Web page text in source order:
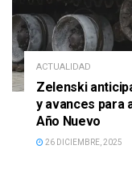
ACTUALIDAD
Zelenski
y avances para
Año Nuevo
26 DICIEMBRE, 2025